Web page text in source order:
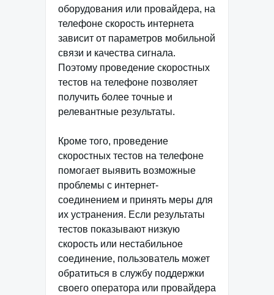
оборудования или провайдера, на
телефоне скорость интернета
зависит от параметров мобильной
связи и качества сигнала.
Поэтому проведение скоростных
тестов на телефоне позволяет
получить более точные и
релевантные результаты.
Кроме того, проведение
скоростных тестов на телефоне
помогает выявить возможные
проблемы с интернет-
соединением и принять меры для
их устранения. Если результаты
тестов показывают низкую
скорость или нестабильное
соединение, пользователь может
обратиться в службу поддержки
своего оператора или провайдера